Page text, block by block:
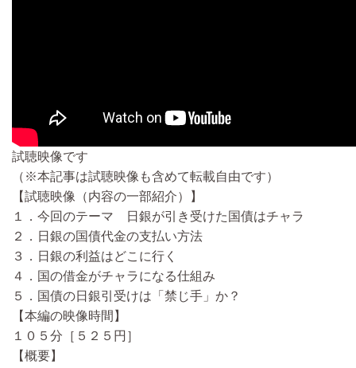
試聴映像です
（※本記事は試聴映像も含めて転載自由です）
【試聴映像（内容の一部紹介）】
１．今回のテーマ 日銀が引き受けた国債はチャラ
２．日銀の国債代金の支払い方法
３．日銀の利益はどこに行く
４．国の借金がチャラになる仕組み
５．国債の日銀引受けは「禁じ手」か？
【本編の映像時間】
１０５分［５２５円］
【概要】